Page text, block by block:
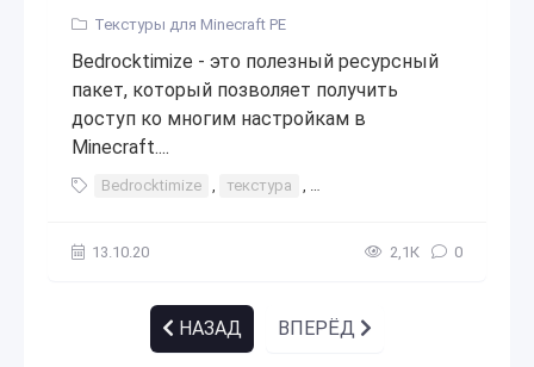
Текстуры для Minecraft PE
Bedrocktimize - это полезный ресурсный
пакет, который позволяет получить
доступ ко многим настройкам в
Minecraft....
Bedrocktimize , текстура , дополнительные настройки
13.10.20 2,1К 0
НАЗАД ВПЕРЁД